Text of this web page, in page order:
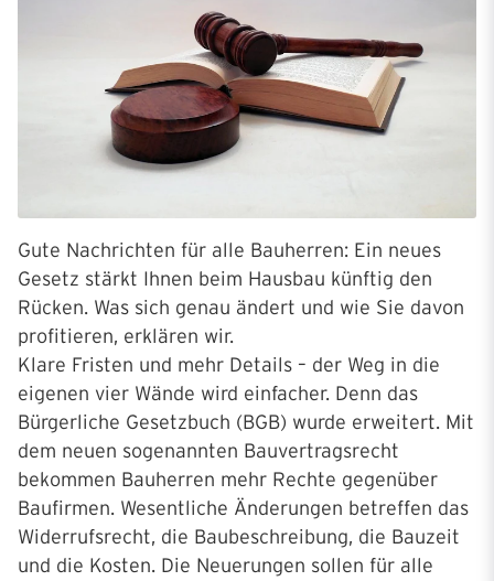
Gute Nachrichten für alle Bauherren: Ein neues
Gesetz stärkt Ihnen beim Hausbau künftig den
Rücken. Was sich genau ändert und wie Sie davon
profitieren, erklären wir.
Klare Fristen und mehr Details – der Weg in die
eigenen vier Wände wird einfacher. Denn das
Bürgerliche Gesetzbuch (BGB) wurde erweitert. Mit
dem neuen sogenannten Bauvertragsrecht
bekommen Bauherren mehr Rechte gegenüber
Baufirmen. Wesentliche Änderungen betreffen das
Widerrufsrecht, die Baubeschreibung, die Bauzeit
und die Kosten. Die Neuerungen sollen für alle